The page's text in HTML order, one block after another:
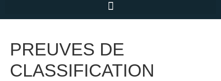
PREUVES DE
CLASSIFICATION